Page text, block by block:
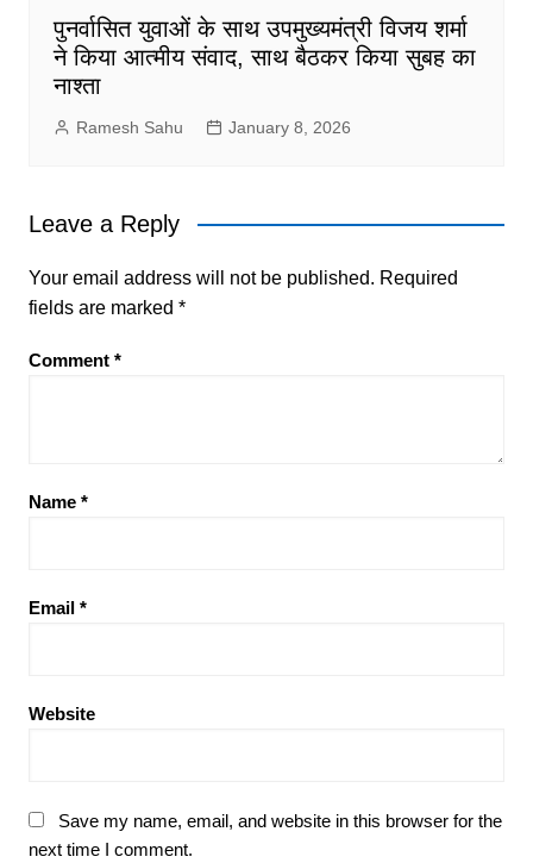
पुनर्वासित युवाओं के साथ उपमुख्यमंत्री विजय शर्मा
ने किया आत्मीय संवाद, साथ बैठकर किया सुबह का
नाश्ता
Ramesh Sahu January 8, 2026
Leave a Reply
Your email address will not be published. Required
fields are marked *
Comment *
Name *
Email *
Website
Save my name, email, and website in this browser for the
next time I comment.